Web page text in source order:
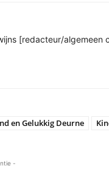
[redacteur/algemeen
en Gelukkig Deurne
-